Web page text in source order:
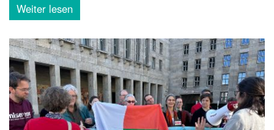
Weiter lesen